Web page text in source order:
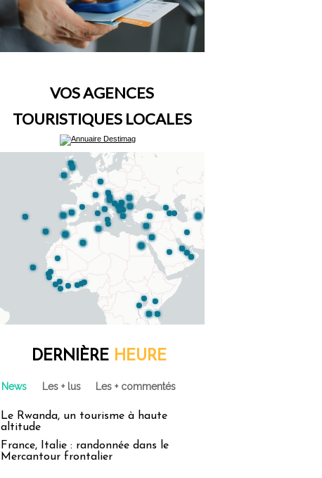
VOS AGENCES
TOURISTIQUES LOCALES
DERNIÈRE HEURE
News Les + lus Les + commentés
Le Rwanda, un tourisme à haute
altitude
France, Italie : randonnée dans le
Mercantour frontalier